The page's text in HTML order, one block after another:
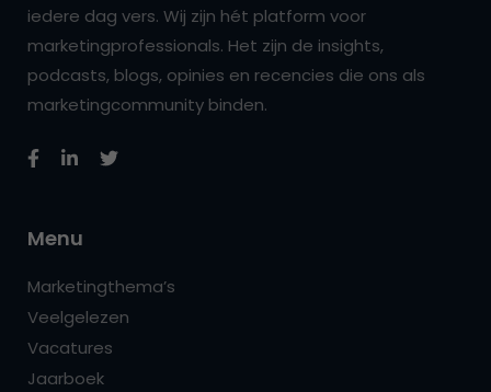
iedere dag vers. Wij zijn hét platform voor
marketingprofessionals. Het zijn de insights,
podcasts, blogs, opinies en recencies die ons als
marketingcommunity binden.
Menu
Marketingthema’s
Veelgelezen
Vacatures
Jaarboek